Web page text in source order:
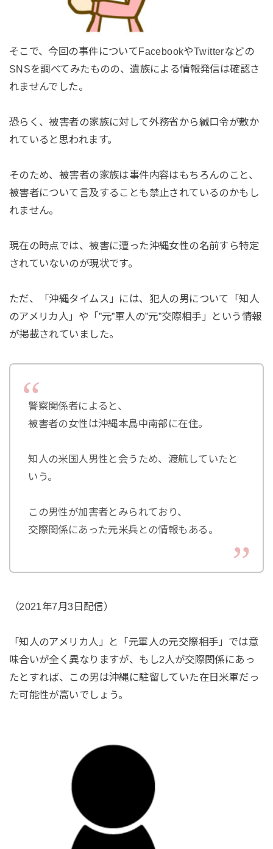
そこで、今回の事件についてFacebookやTwitterなどの
SNSを調べてみたものの、遺族による情報発信は確認さ
れませんでした。
恐らく、被害者の家族に対して外務省から緘口令が敷か
れていると思われます。
そのため、被害者の家族は事件内容はもちろんのこと、
被害者について言及することも禁止されているのかもし
れません。
現在の時点では、被害に遭った沖縄女性の名前すら特定
されていないのが現状です。
ただ、「沖縄タイムス」には、犯人の男について「知人
のアメリカ人」や「”元”軍人の”元”交際相手」という情報
が掲載されていました。
警察関係者によると、
被害者の女性は沖縄本島中南部に在住。
知人の米国人男性と会うため、渡航していたと
いう。
この男性が加害者とみられており、
交際関係にあった元米兵との情報もある。
（2021年7月3日配信）
「知人のアメリカ人」と「元軍人の元交際相手」では意
味合いが全く異なりますが、もし2人が交際関係にあっ
たとすれば、この男は沖縄に駐留していた在日米軍だっ
た可能性が高いでしょう。